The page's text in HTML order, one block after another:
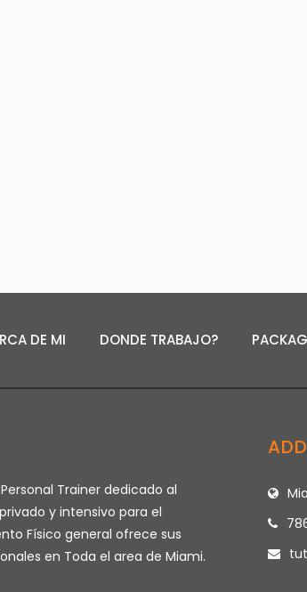
DE MI DONDE TRABAJO?
Trainer dedicado al
y intensivo para el
Físico general ofrece sus
en Toda el area de Miami.